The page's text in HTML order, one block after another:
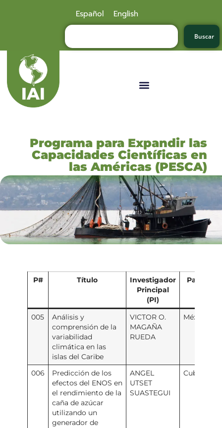
Español English
Buscar
Programa para Expandir las
Capacidades Científicas en
las Américas (PESCA)
P# Título
Investigador
Principal
(PI)
País del
005
Análisis y
comprensión de la
variabilidad
climática en las
islas del Caribe
VICTOR O.
MAGAÑA
RUEDA
México
006
Predicción de los
efectos del ENOS en
el rendimiento de la
caña de azúcar
utilizando un
generador de
ANGEL
UTSET
SUASTEGUI
Cuba